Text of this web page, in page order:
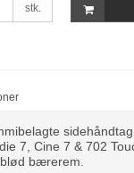
stk.
7, Cine 7 & 702
bærerem.